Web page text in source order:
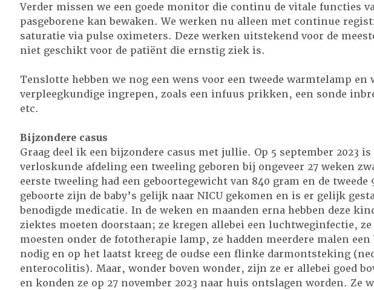
Verder missen we een goede monitor die continu de vitale functies
pasgeborene kan bewaken. We werken nu alleen met continue
saturatie via pulse oximeters. Deze werken uitstekend voor de
niet geschikt voor de patiënt die ernstig ziek is.
Tenslotte hebben we nog een wens voor een tweede warmtelamp en
verpleegkundige ingrepen, zoals een infuus prikken, een sonde
etc.
Bijzondere casus
Graag deel ik een bijzondere casus met jullie. Op 5 september 2023 is
verloskunde afdeling een tweeling geboren bij ongeveer 27 weken
eerste tweeling had een geboortegewicht van 840 gram en de tweede
geboorte zijn de baby’s gelijk naar NICU gekomen en is er gelijk
benodigde medicatie. In de weken en maanden erna hebben deze
ziektes moeten doorstaan; ze kregen allebei een luchtweginfectie, ze
moesten onder de fototherapie lamp, ze hadden meerdere malen
nodig en op het laatst kreeg de oudse een flinke darmontsteking
enterocolitis). Maar, wonder boven wonder, zijn ze er allebei goed
en konden ze op 27 november 2023 naar huis ontslagen worden. Ze